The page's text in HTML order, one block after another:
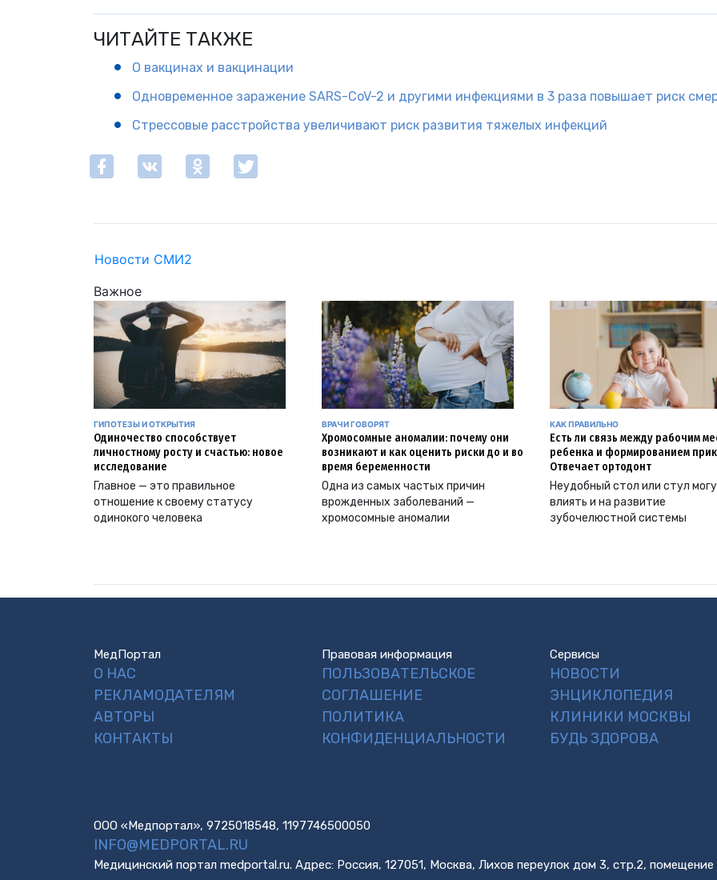
ЧИТАЙТЕ ТАКЖЕ
О вакцинах и вакцинации
Одновременное заражение SARS-CoV-2 и другими инфекциями в 3 раза повышает риск
Стрессовые расстройства увеличивают риск развития тяжелых инфекций
Новости СМИ2
Важное
ГИПОТЕЗЫ И ОТКРЫТИЯ
Одиночество способствует
личностному росту и счастью: новое
исследование
Главное — это правильное
отношение к своему статусу
одинокого человека
ВРАЧИ ГОВОРЯТ
Хромосомные аномалии: почему они
возникают и как оценить риски до и во
время беременности
Одна из самых частых причин
врожденных заболеваний —
хромосомные аномалии
КАК ПРАВИЛЬНО
Есть ли связь между рабочим
ребенка и формированием
Отвечает ортодонт
Неудобный стол или стул
влиять и на развитие
зубочелюстной системы
МедПортал
О НАС
РЕКЛАМОДАТЕЛЯМ
АВТОРЫ
КОНТАКТЫ
Правовая информация
ПОЛЬЗОВАТЕЛЬСКОЕ
СОГЛАШЕНИЕ
ПОЛИТИКА
КОНФИДЕНЦИАЛЬНОСТИ
Сервисы
НОВОСТИ
ЭНЦИКЛОПЕДИЯ
КЛИНИКИ МОСКВЫ
БУДЬ ЗДОРОВА
ООО «Медпортал», 9725018548, 1197746500050
INFO@MEDPORTAL.RU
Медицинский портал medportal.ru. Адрес: Россия, 127051, Москва, Лихов переулок дом 3, стр.2, помещение